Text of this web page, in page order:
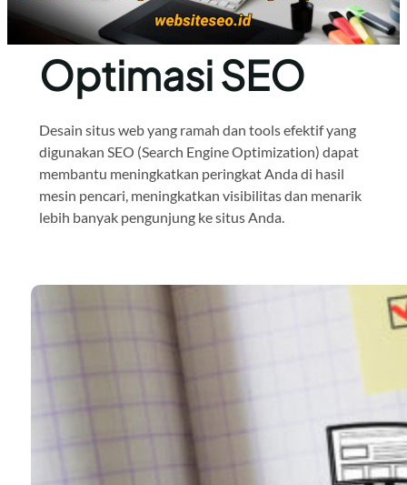
Optimasi SEO
Desain situs web yang ramah dan tools efektif yang
digunakan SEO (Search Engine Optimization) dapat
membantu meningkatkan peringkat Anda di hasil
mesin pencari, meningkatkan visibilitas dan menarik
lebih banyak pengunjung ke situs Anda.